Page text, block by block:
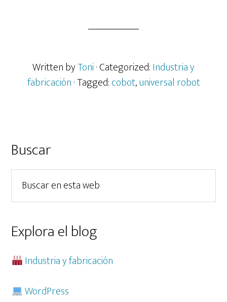
Robotización
industrial
Written byToni· Categorized:Industria y
fabricación· Tagged:cobot,universal robot
Barra
lateral
principal
Buscar
esta
web
Explora el blog
Industria y fabricación
WordPress